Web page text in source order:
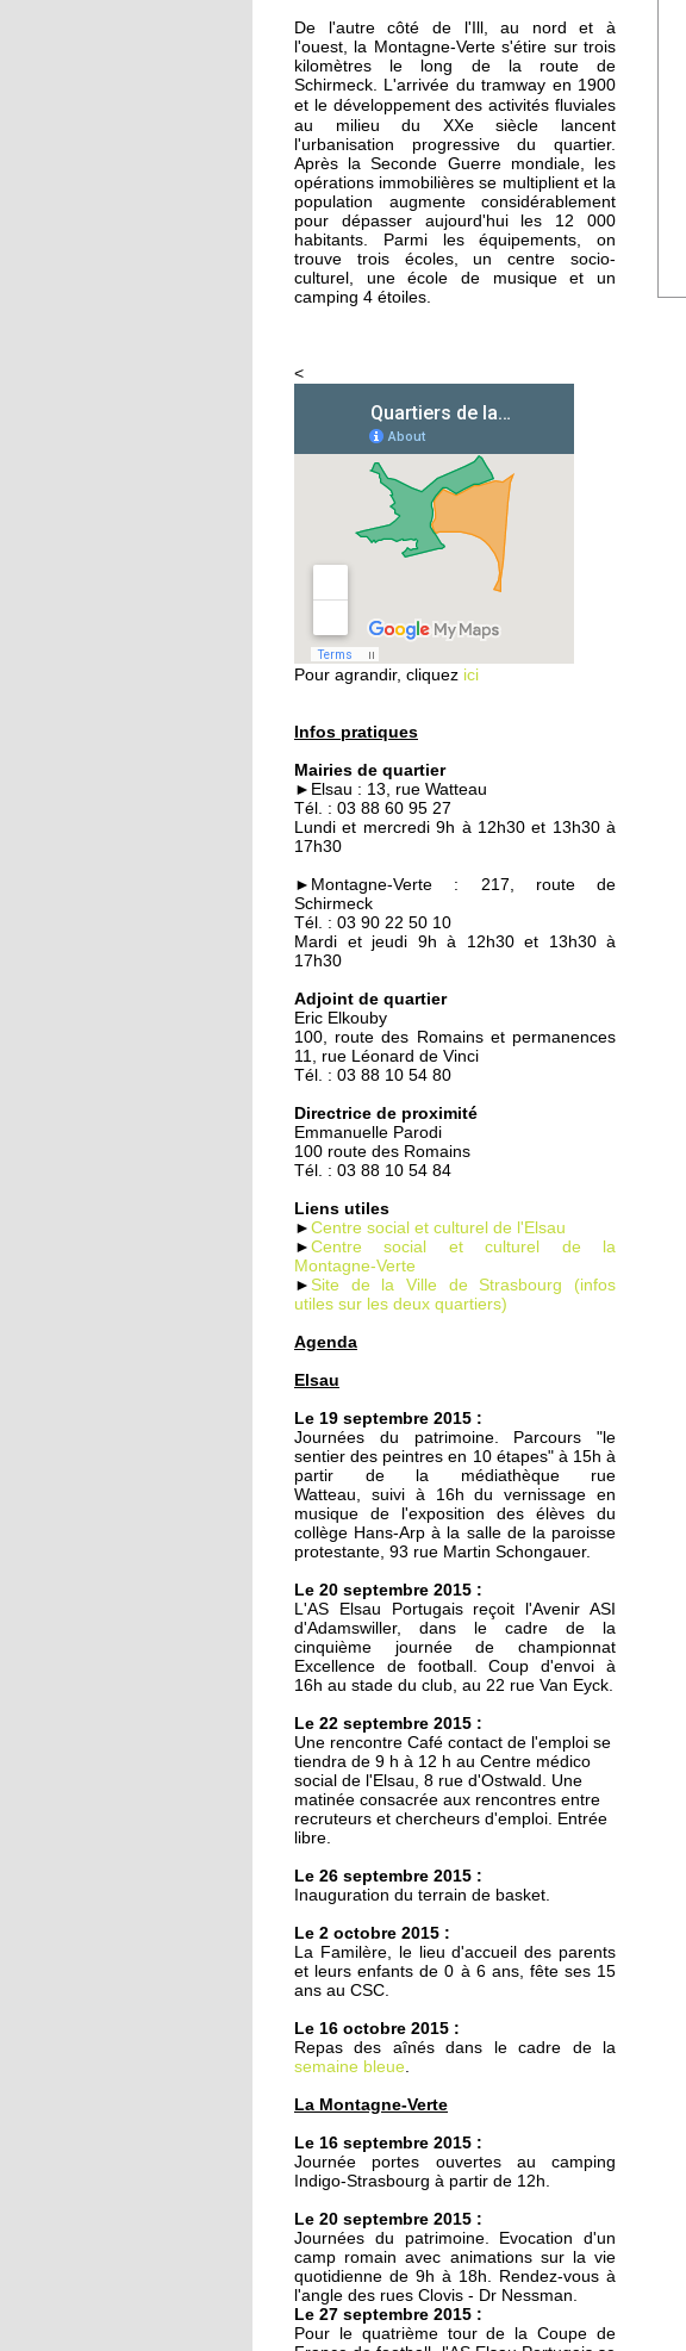
15 septembre 2015
Dons records à Emmaüs
en faveur des réfugiés
26 septembre 2014
Des cours de vélo pour
favoriser l'insertion
26 septembre 2014
Femmes de Paroles
Les filles chaussent leurs
crampons
24 septembre 2014
Vers une aide sociale plus
ciblée
24 septembre 2014
Les habitants
redécouvrent le Parc
naturel urbain
23 septembre 2014
Quand les employeurs
viennent chercher les
chômeurs
23 septembre 2014
Un demi-siècle à l'Elsau
22 septembre 2014
Familles rurales veut
casser l'isolement des
seniors
Maison d'arrêt : les
parloirs sauvages
empoisonnent la vie des
19 septembre 2014
La nounou des HLM
Le TJP à l'Elsau : Des
nouvelles des vieilles
18 septembre 2014
Un nouveau mirador à la
prison de Strasbourg
27 octobre 2011
Des locataires à l'abandon
L'étrange enclave
lingolsheimoise dans la
Montagne Verte
20 octobre 2011
animations de quartier
teintées de prosélytisme
20 octobre 2011
Ces recettes qui n'ont pas
pris une ride
18 octobre 2011
Le chemin du
Kammerfeld fait peau
neuve
18 octobre 2011
150 à 200 logements
prévus sur l'ex-site
Danone
18 octobre 2011
Voiture contre scooter :
De l'autre côté de l'Ill, au nord et à
l'ouest, la Montagne-Verte s'étire sur trois
kilomètres le long de la route de
Schirmeck. L'arrivée du tramway en 1900
et l e développement des activités fluviales
au milieu du XXe siècle
lancent
l'urbanisation progressive du quartier.
Après la Seconde Guerre mondiale, les
opérations immobilières se multiplient et la
population augmente considérablement
pour dépasser aujourd'hui les 12 000
habitants. Parmi les équipements, on
trouve trois écoles, un centre socio-
culturel, une école de musique et un
camping 4 étoiles.
<
Pour agrandir, cliquez ici
Infos pratiques
Mairies de quartier
►Elsau : 13, rue Watteau
Tél. : 03 88 60 95 27
Lundi et mercredi 9h à 12h30 et 13h30 à
17h30
►Montagne-Verte : 217, route de
Schirmeck
Tél. : 03 90 22 50 10
Mardi et jeudi 9h à 12h30 et 13h30 à
17h30
Adjoint de quartier
Eric Elkouby
100, route des Romains et permanences
11, rue Léonard de Vinci
Tél. : 03 88 10 54 80
Directrice de proximité
Emmanuelle Parodi
100 route des Romains
Tél. : 03 88 10 54 84
Liens utiles
► Centre social et culturel de l'Elsau
► Centre social et culturel de la
Montagne-Verte
► Site de la Ville de Strasbourg (infos
utiles sur les deux quartiers)
Agenda
Elsau
Le 19 septembre 2015 :
Journées du patrimoine. Parcours "le
sentier des peintres en 10 étapes" à 15h à
partir de la médiathèque rue
Watteau, suivi à 16h du vernissage en
musique de l'exposition des élèves du
collège Hans-Arp à la salle de la paroisse
protestante, 93 rue Martin Schongauer.
Le 20 septembre 2015 :
L'AS Elsau Portugais reçoit l'Avenir ASI
d'Adamswiller, dans le cadre de la
cinquième journée de championnat
Excellence de football. Coup d'envoi à
16h au stade du club, au 22 rue Van Eyck.
Le 22 septembre 2015 :
Une rencontre Café contact de l'emploi se
tiendra de 9 h à 12 h au Centre médico
social de l'Elsau, 8 rue d'Ostwald. Une
matinée consacrée aux rencontres entre
recruteurs et chercheurs d'emploi. Entrée
libre.
Le 26 septembre 2015 :
Inauguration du terrain de basket.
Le 2 octobre 2015 :
La Familère, le lieu d'accueil des parents
et leurs enfants de 0 à 6 ans, fête ses 15
ans au CSC.
Le 16 octobre 2015 :
Repas des aînés dans le cadre de la
semaine bleue.
La Montagne-Verte
Le 16 septembre 2015 :
Journée portes ouvertes au camping
Indigo-Strasbourg à partir de 12h.
Le 20 septembre 2015 :
Journées du patrimoine. Evocation d'un
camp romain avec animations sur la vie
quotidienne de 9h à 18h. Rendez-vous à
l'angle des rues Clovis - Dr Nessman.
Le 27 septembre 2015 :
Pour le quatrième tour de la Coupe de